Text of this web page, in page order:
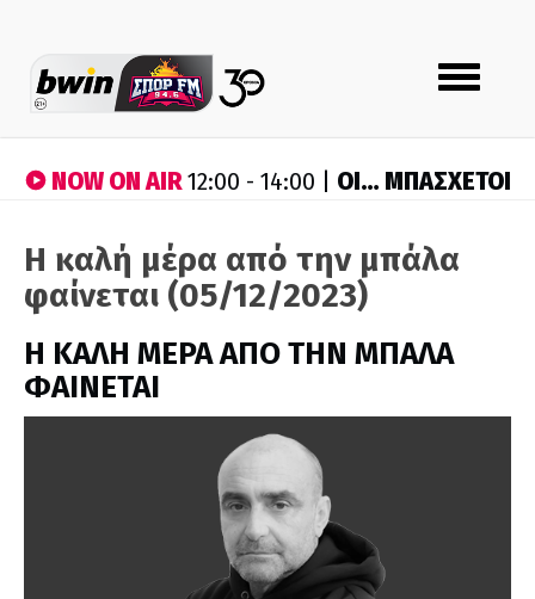
Toggle
navigation
NOW ON AIR12:00 - 14:00 | ΟΙ… ΜΠΑΣΧΕΤΟΙ
Η καλή μέρα από την μπάλα
φαίνεται (05/12/2023)
H ΚΑΛΗ ΜΕΡΑ ΑΠΟ ΤΗΝ ΜΠΑΛΑ
ΦΑΙΝΕΤΑΙ